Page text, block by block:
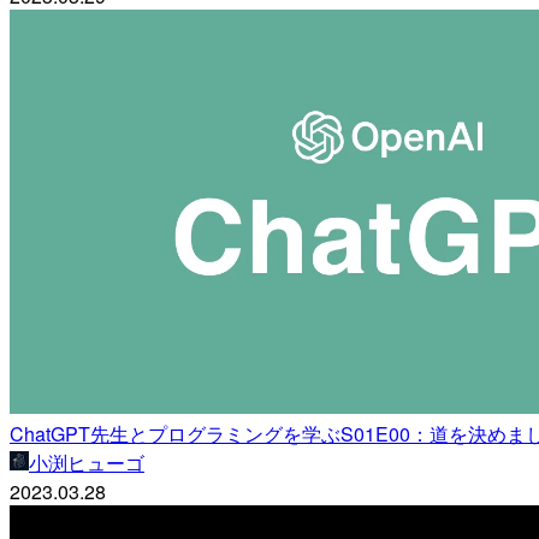
ChatGPT先生とプログラミングを学ぶS01E00：道を決めま
小渕ヒューゴ
2023.03.28